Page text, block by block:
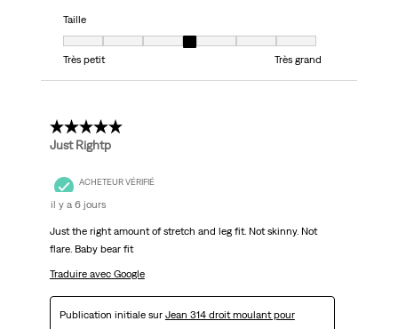
Taille
Taille, 4 sur 7, où 1 est égal à Très petit et 7 est égal à Très grand
Très petit
Très grand
5 étoile(s) sur 5.
Just Rightp
ACHETEUR VÉRIFIÉ
il y a 6 jours
Just the right amount of stretch and leg fit. Not skinny. Not
flare. Baby bear fit
Traduire avec Google
Publication initiale sur Jean 314 droit moulant pour